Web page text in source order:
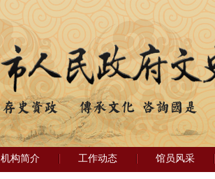
机构简介 工作动态 馆员风采